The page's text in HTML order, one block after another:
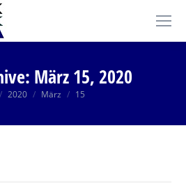
März 15, 2020
sich hier:
2020 März 15